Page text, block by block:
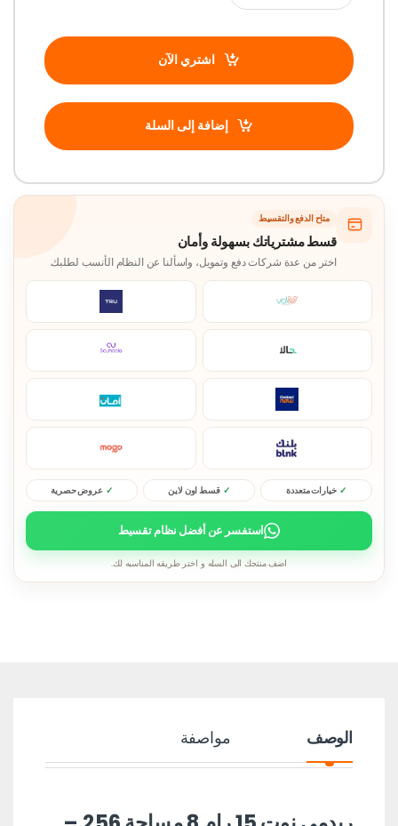
اشتري الآن
إضافة إلى السلة
متاح الدفع والتقسيط
قسط مشترياتك بسهولة وأمان
اختر من عدة شركات دفع وتمويل، واسألنا عن النظام الأنسب لطلبك.
خيارات متعددة قسط اون لاين عروض حصرية
استفسر عن أفضل نظام تقسيط
اضف منتجك الى السله و اختر طريقه المناسبه لك.
الوصف مواصفة